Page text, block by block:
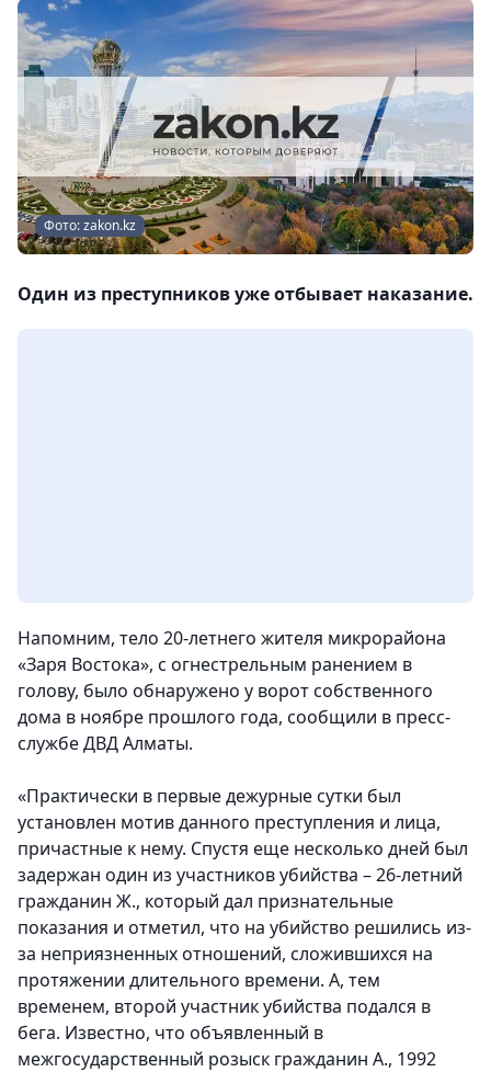
Фото: zakon.kz
Один из преступников уже отбывает наказание.
Напомним, тело 20-летнего жителя микрорайона
«Заря Востока», с огнестрельным ранением в
голову, было обнаружено у ворот собственного
дома в ноябре прошлого года, сообщили в пресс-
службе ДВД Алматы.
«Практически в первые дежурные сутки был
установлен мотив данного преступления и лица,
причастные к нему. Спустя еще несколько дней был
задержан один из участников убийства – 26-летний
гражданин Ж., который дал признательные
показания и отметил, что на убийство решились из-
за неприязненных отношений, сложившихся на
протяжении длительного времени. А, тем
временем, второй участник убийства подался в
бега. Известно, что объявленный в
межгосударственный розыск гражданин А., 1992